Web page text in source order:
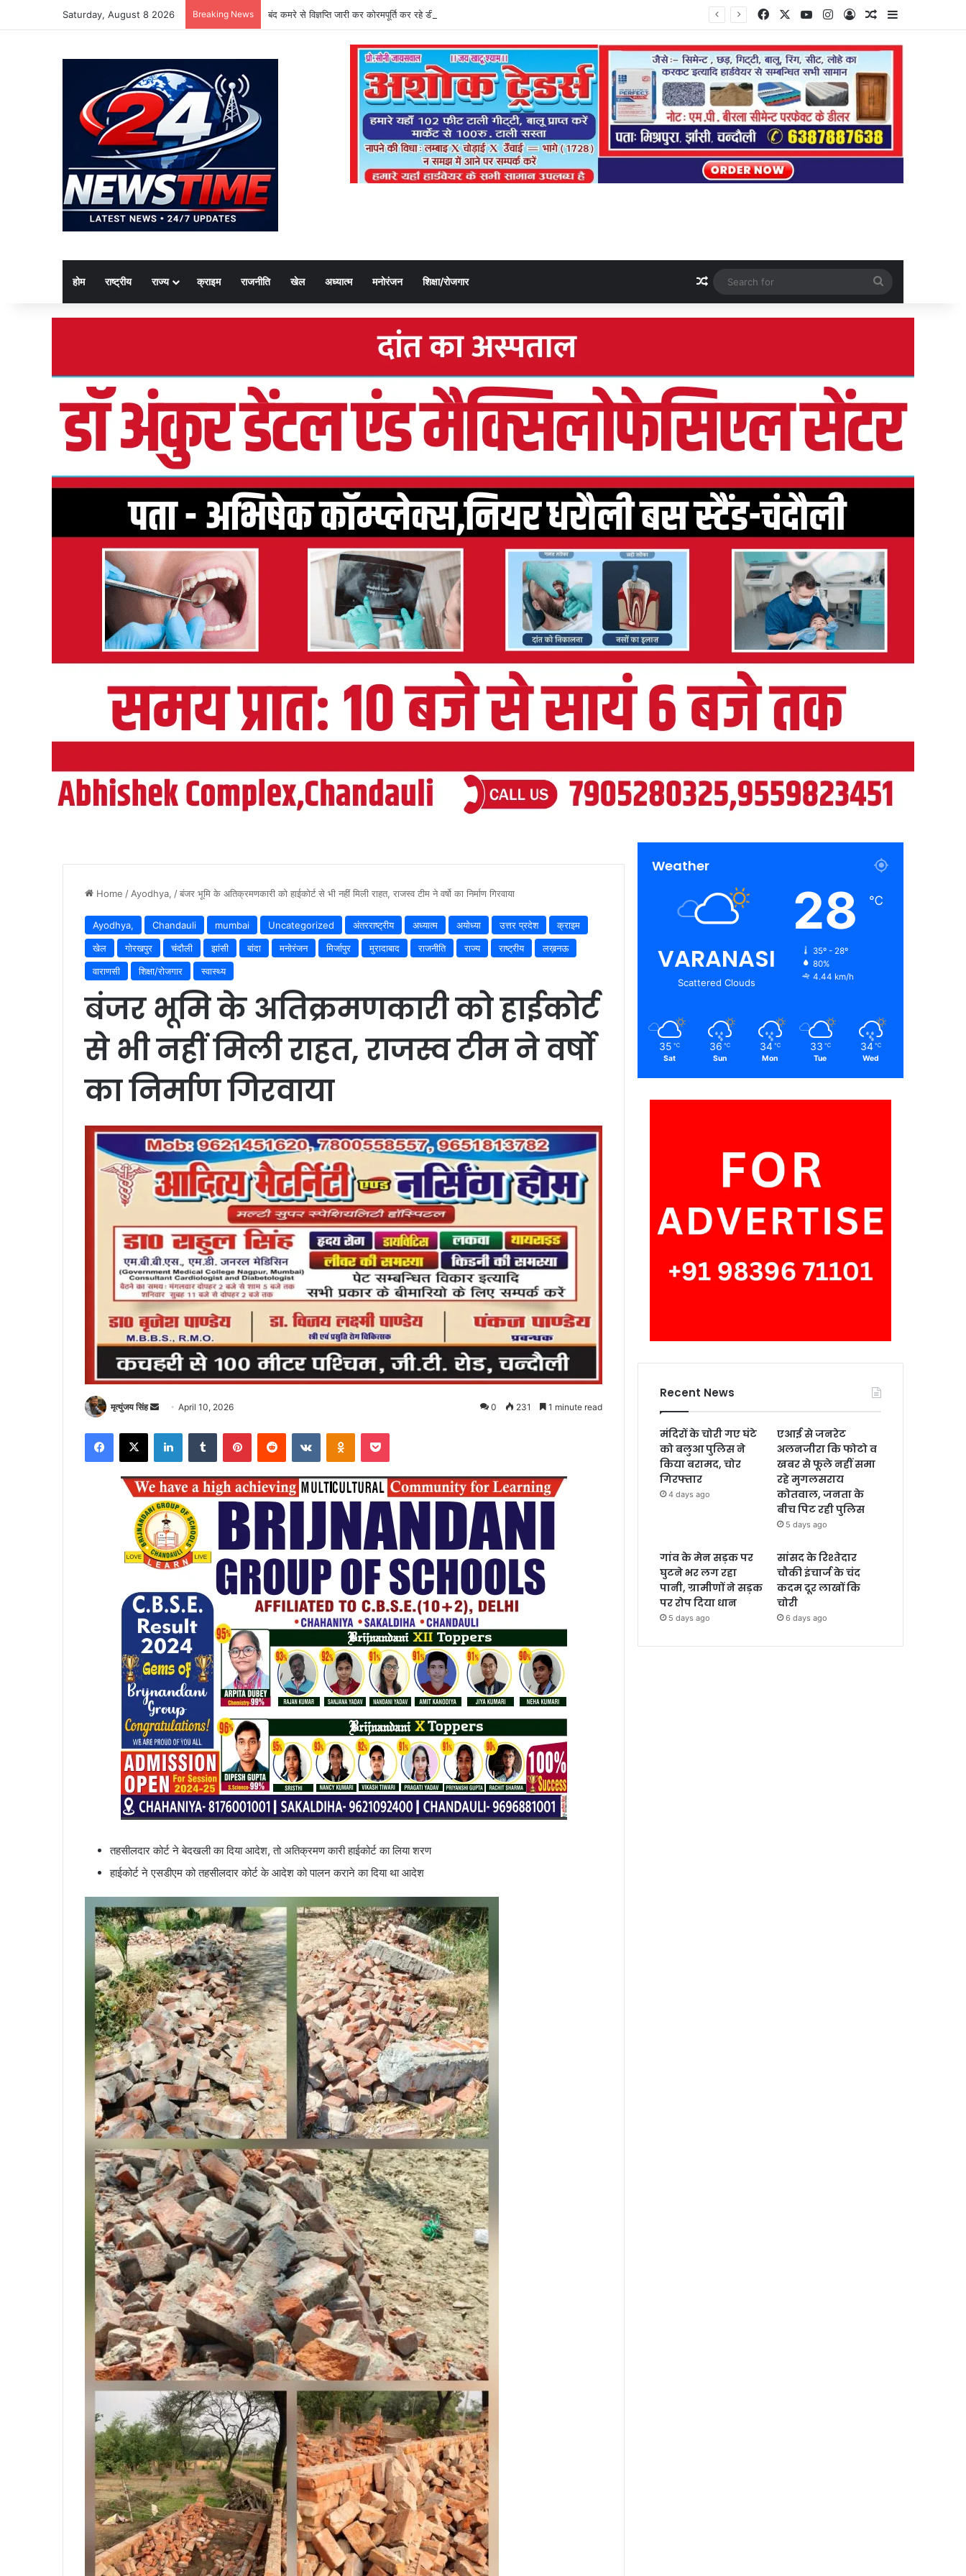
Saturday, August 8 2026 Breaking News बंद कमरे से विज्ञप्ति जारी कर कोरमपूर्ति कर रहे डीएओ, किसानों को लूट रहे निजी दुकानदार FacebookYouTubeInstagram
Log InRandom Article
Sidebar
होम राष्ट्रीय राज्य क्राइम राजनीति खेल अध्यात्म मनोरंजन शिक्षा/रोजगार Random Article
for
Home / Ayodhya, /बंजर भूमि के अतिक्रमणकारी को हाईकोर्ट से भी नहीं मिली राहत, राजस्व टीम ने वर्षो का निर्माण गिरवाया
Ayodhya, Chandauli mumbai Uncategorized अंतरराष्ट्रीय अध्यात्म अयोध्या उत्तर प्रदेश
क्राइम
खेल
गोरखपुर चंदौली झांसी बांदा मनोरंजन मिर्जापुर मुरादाबाद राजनीति राज्य राष्ट्रीय
लख़नऊ
वाराणसी
शिक्षा/रोजगार स्वास्थ्य
बंजर भूमि के अतिक्रमणकारी को हाईकोर्ट
से भी नहीं मिली राहत, राजस्व टीम ने वर्षो
का निर्माण गिरवाया
मृत्युंजय सिंह
Send
email
April 10, 2026 0 231 1 minute read
Facebook
X LinkedInTumblr PinterestReddit VKontakteOdnoklassniki
Pocket
तहसीलदार कोर्ट ने बेदखली का दिया आदेश, तो अतिक्रमण कारी हाईकोर्ट का लिया शरण
हाईकोर्ट ने एसडीएम को तहसीलदार कोर्ट के आदेश को पालन कराने का दिया था आदेश
Weather
VARANASI
Scattered Clouds
28 ℃
35º - 28º
80%
4.44 km/h
35 ℃
Sat
36 ℃
Sun
34 ℃
Mon
33 ℃
Tue
34 ℃
Wed
Recent News
मंदिरों के चोरी गए घंटे
को बलुआ पुलिस ने
किया बरामद, चोर
गिरफ्तार
4 days ago
एआई से जनरेट
अलनजीरा कि फोटो व
खबर से फूले नहीं समा
रहे मुगलसराय
कोतवाल, जनता के
बीच पिट रही पुलिस
5 days ago
गांव के मेन सड़क पर
घुटने भर लग रहा
पानी, ग्रामीणों ने सड़क
पर रोप दिया धान
5 days ago
सांसद के रिश्तेदार
चौकी इंचार्ज के चंद
कदम दूर लाखों कि
चोरी
6 days ago